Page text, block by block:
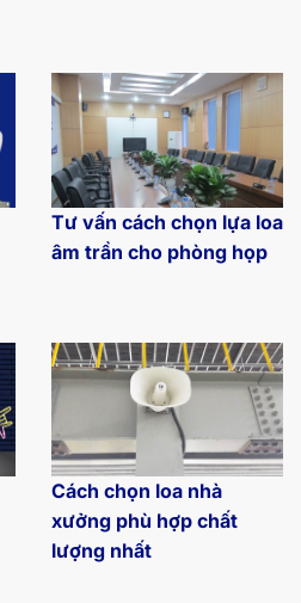
Tư vấn cách chọn lựa loa
âm trần cho phòng họp
Cách chọn loa nhà
xưởng phù hợp chất
lượng nhất